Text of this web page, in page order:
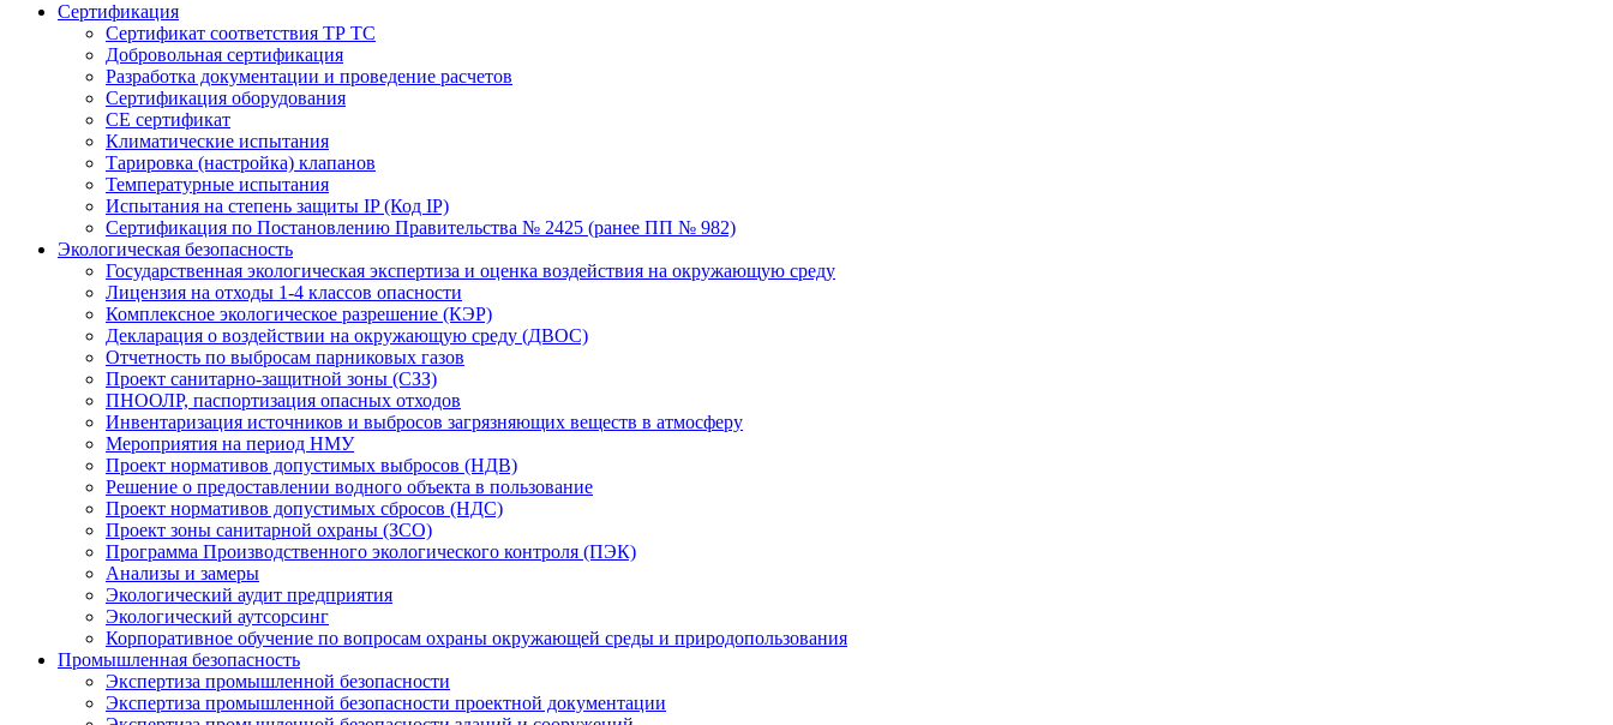
Сертификация
Cертификат соответствия ТР ТС
Добровольная сертификация
Разработка документации и проведение расчетов
Сертификация оборудования
CE cертификат
Климатические испытания
Тарировка (настройка) клапанов
Температурные испытания
Испытания на степень защиты IP (Код IP)
Сертификация по Постановлению Правительства № 2425 (ранее ПП № 982)
Экологическая безопасность
Государственная экологическая экспертиза и оценка воздействия на окружающую среду
Лицензия на отходы 1-4 классов опасности
Комплексное экологическое разрешение (КЭР)
Декларация о воздействии на окружающую среду (ДВОС)
Отчетность по выбросам парниковых газов
Проект санитарно-защитной зоны (СЗЗ)
ПНООЛР, паспортизация опасных отходов
Инвентаризация источников и выбросов загрязняющих веществ в атмосферу
Мероприятия на период НМУ
Проект нормативов допустимых выбросов (НДВ)
Решение о предоставлении водного объекта в пользование
Проект нормативов допустимых сбросов (НДС)
Проект зоны санитарной охраны (ЗСО)
Программа Производственного экологического контроля (ПЭК)
Анализы и замеры
Экологический аудит предприятия
Экологический аутсорсинг
Корпоративное обучение по вопросам охраны окружающей среды и природопользования
Промышленная безопасность
Экспертиза промышленной безопасности
Экспертиза промышленной безопасности проектной документации